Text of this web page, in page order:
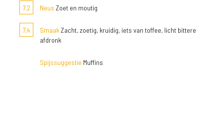
7,2 Neus Zoet en moutig
7,4 SmaakZacht, zoetig, kruidig, iets van toffee, licht bittere
afdronk
Spijssuggestie Muffins